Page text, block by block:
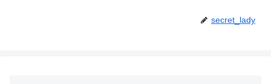
secret_lady